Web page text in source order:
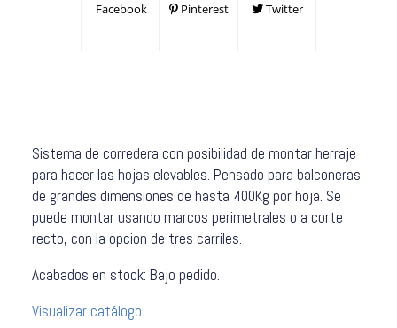
Facebook Pinterest Twitter
Sistema de corredera con posibilidad de montar herraje
para hacer las hojas elevables. Pensado para balconeras
de grandes dimensiones de hasta 400Kg por hoja. Se
puede montar usando marcos perimetrales o a corte
recto, con la opcion de tres carriles.
Acabados en stock: Bajo pedido.
Visualizar catálogo